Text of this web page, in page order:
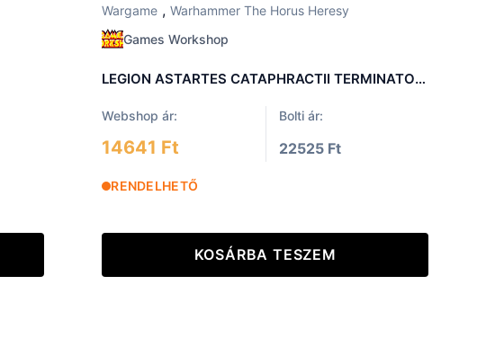
Wargame ,Warhammer The Horus Heresy
Games Workshop
LEGION ASTARTES CATAPHRACTII TERMINATORS POWER FISTS
Webshop ár: Bolti ár:
14641 Ft 22525 Ft
RENDELHETŐ
KOSÁRBA TESZEM